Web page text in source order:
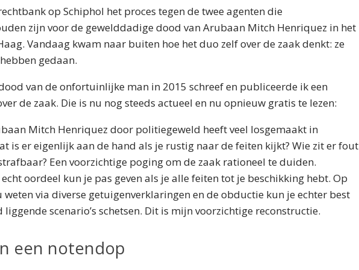
op Schiphol het proces tegen de twee agenten die
zijn voor de gewelddadige dood van Arubaan Mitch Henriquez in het
Vandaag kwam naar buiten hoe het duo zelf over de zaak denkt: ze
gedaan.
van de onfortuinlijke man in 2015 schreef en publiceerde ik een
de zaak. Die is nu nog steeds actueel en nu opnieuw gratis te lezen:
Mitch Henriquez door politiegeweld heeft veel losgemaakt in
is er eigenlijk aan de hand als je rustig naar de feiten kijkt? Wie zit er fout
Een voorzichtige poging om de zaak rationeel te duiden.
oordeel kun je pas geven als je alle feiten tot je beschikking hebt. Op
weten via diverse getuigenverklaringen en de obductie kun je echter best
liggende scenario’s schetsen. Dit is mijn voorzichtige reconstructie.
een notendop